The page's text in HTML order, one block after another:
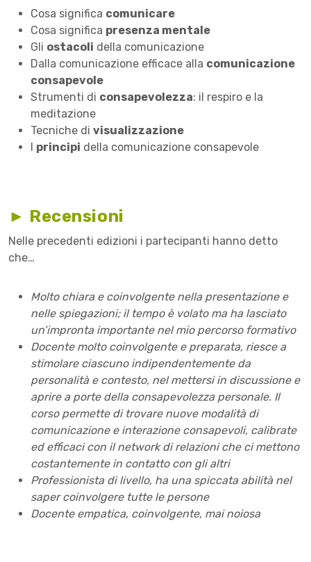
Cosa significa comunicare
Cosa significa presenza mentale
Gli ostacoli della comunicazione
Dalla comunicazione efficace alla comunicazione
consapevole
Strumenti di consapevolezza: il respiro e la
meditazione
Tecniche di visualizzazione
I principi della comunicazione consapevole
► Recensioni
Nelle precedenti edizioni i partecipanti hanno detto
che…
Molto chiara e coinvolgente nella presentazione e
nelle spiegazioni; il tempo è volato ma ha lasciato
un’impronta importante nel mio percorso formativo
Docente molto coinvolgente e preparata, riesce a
stimolare ciascuno indipendentemente da
personalità e contesto, nel mettersi in discussione e
aprire a porte della consapevolezza personale. Il
corso permette di trovare nuove modalità di
comunicazione e interazione consapevoli, calibrate
ed efficaci con il network di relazioni che ci mettono
costantemente in contatto con gli altri
Professionista di livello, ha una spiccata abilità nel
saper coinvolgere tutte le persone
Docente empatica, coinvolgente, mai noiosa